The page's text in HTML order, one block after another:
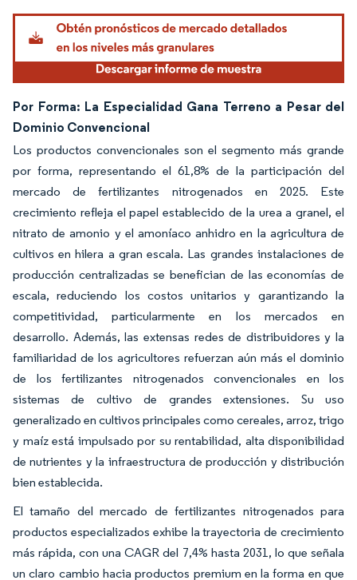
Por Forma: La Especialidad Gana Terreno a Pesar del
Dominio Convencional
Los productos convencionales son el segmento más grande
por forma, representando el 61,8% de la participación del
mercado de fertilizantes nitrogenados en 2025. Este
crecimiento refleja el papel establecido de la urea a granel, el
nitrato de amonio y el amoníaco anhidro en la agricultura de
cultivos en hilera a gran escala. Las grandes instalaciones de
producción centralizadas se benefician de las economías de
escala, reduciendo los costos unitarios y garantizando la
competitividad, particularmente en los mercados en
desarrollo. Además, las extensas redes de distribuidores y la
familiaridad de los agricultores refuerzan aún más el dominio
de los fertilizantes nitrogenados convencionales en los
sistemas de cultivo de grandes extensiones. Su uso
generalizado en cultivos principales como cereales, arroz, trigo
y maíz está impulsado por su rentabilidad, alta disponibilidad
de nutrientes y la infraestructura de producción y distribución
bien establecida.
El tamaño del mercado de fertilizantes nitrogenados para
productos especializados exhibe la trayectoria de crecimiento
más rápida, con una CAGR del 7,4% hasta 2031, lo que señala
un claro cambio hacia productos premium en la forma en que